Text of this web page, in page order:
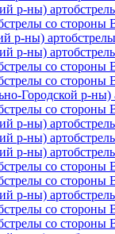
р-ны)
со
р-ны)
р-ны)
со
со
Городской р-
со
р-ны)
р-ны)
р-ны)
со
со
р-ны)
со
со